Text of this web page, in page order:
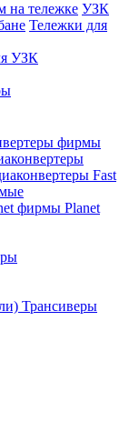
на тележке УЗК
Тележки для
УЗК
фирмы
Fast
фирмы Planet
Трансиверы